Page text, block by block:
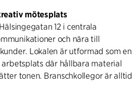
mötesplats
12 i centrala
och nära till
Lokalen är utformad som en
där hållbara material
tonen. Branschkollegor är alltid